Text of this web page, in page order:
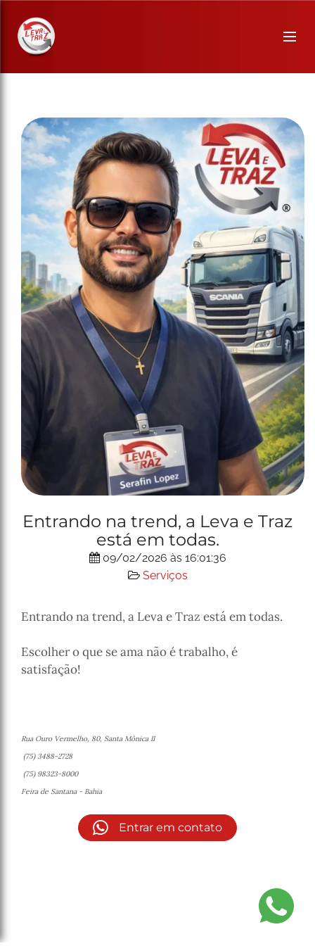
Entrando na trend, a Leva e Traz
está em todas.
09/02/2026 às 16:01:36
Serviços
Entrando na trend, a Leva e Traz está em todas.
Escolher o que se ama não é trabalho, é
satisfação!
Rua Ouro Vermelho, 80, Santa Mônica II
(75) 3488-2728
(75) 98323-8000
Feira de Santana - Bahia
Entrar em contato